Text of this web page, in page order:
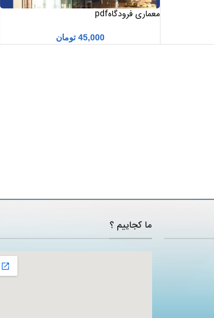
معماری فرودگاهpdf
45,000 تومان
ما کجاییم ؟